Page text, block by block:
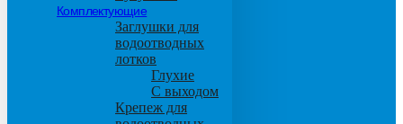
Комплектующие
Заглушки для
водоотводных
лотков
Глухие
С выходом
Крепеж для